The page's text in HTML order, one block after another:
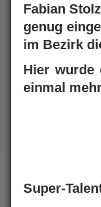
Fabian
genug
im Bezirk
Hier wurde
einmal
Super-